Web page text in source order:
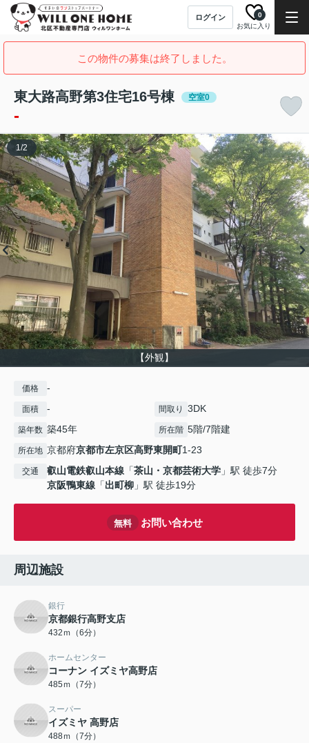
ログイン
お気に入り
0
この物件の募集は終了しました。
東大路高野第3住宅16号棟 空室0
-
【外観】
1/2
価格 -
面積 - 間取り 3DK
築年数 築45年 所在階 5階/7階建
所在地 京都府京都市左京区高野東開町1-23
交通 叡山電鉄叡山本線 「茶山・京都芸術大学 」駅 徒歩7分
京阪鴨東線 「出町柳 」駅 徒歩19分
無料 お問い合わせ
周辺施設
銀行
京都銀行高野支店
432ｍ（6分）
ホームセンター
コーナン イズミヤ高野店
485ｍ（7分）
スーパー
イズミヤ 高野店
488ｍ（7分）